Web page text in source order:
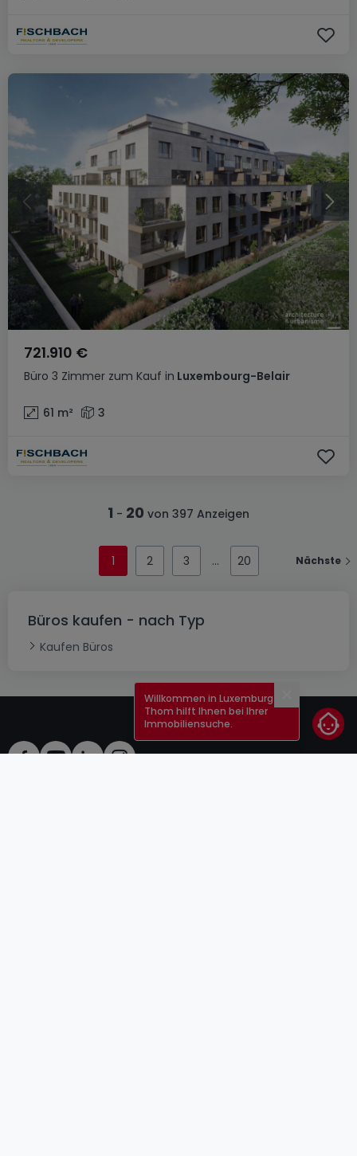
Büro 3 Zimmer zum Kauf in Luxembourg-Belair
721.910 €
61 m² 3
1 - 20 von 397 Anzeigen
1 2 3 20 Nächste
Büros kaufen - nach Typ
Kaufen Büros
Schließen
Willkommen in Luxemburg!
Thom hilft Ihnen bei Ihrer
Immobiliensuche.